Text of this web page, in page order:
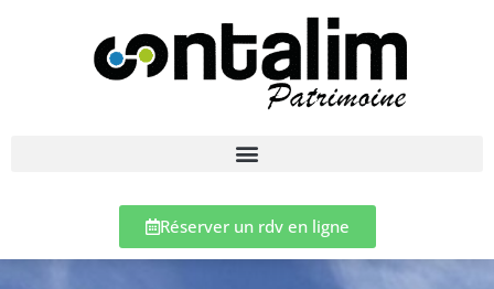
Réserver un rdv en ligne